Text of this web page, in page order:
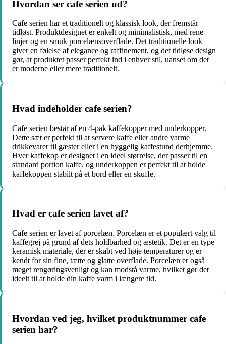
Hvordan ser cafe serien ud?
Cafe serien har et traditionelt og klassisk look, der fremstår
tidløst. Produktdesignet er enkelt og minimalistisk, med rene
linjer og en smuk porcelænsoverflade. Det traditionelle look
giver en følelse af elegance og raffinement, og det tidløse design
gør, at produktet passer perfekt ind i enhver stil, uanset om det
er moderne eller mere traditionelt.
Hvad indeholder cafe serien?
Cafe serien består af en 4-pak kaffekopper med underkopper.
Dette sæt er perfekt til at servere kaffe eller andre varme
drikkevarer til gæster eller i en hyggelig kaffestund derhjemme.
Hver kaffekop er designet i en ideel størrelse, der passer til en
standard portion kaffe, og underkoppen er perfekt til at holde
kaffekoppen stabilt på et bord eller en skuffe.
Hvad er cafe serien lavet af?
Cafe serien er lavet af porcelæn. Porcelæn er et populært valg til
kaffegrej på grund af dets holdbarhed og æstetik. Det er en type
keramisk materiale, der er skabt ved høje temperaturer og er
kendt for sin fine, tætte og glatte overflade. Porcelæn er også
meget rengøringsvenligt og kan modstå varme, hvilket gør det
ideelt til at holde din kaffe varm i længere tid.
Hvordan ved jeg, hvilket produktnummer cafe
serien har?